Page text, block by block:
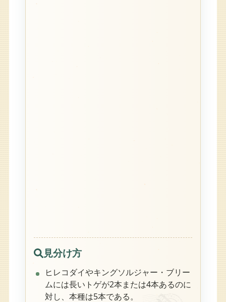
見分け方
ヒレコダイやキングソルジャー・ブリー
ムには長いトゲが2本または4本あるのに
対し、本種は5本である。